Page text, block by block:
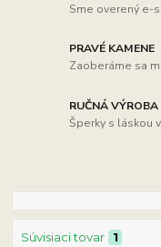
Sme overený e-
PRAVÉ KAMENE
Zaoberáme sa
RUČNÁ VÝROBA
Šperky s láskou
Súvisiaci tovar 1